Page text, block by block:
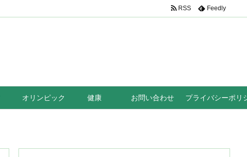
オリンピック 健康 お問い合わせ プライバシーポリ
RSS Feedly